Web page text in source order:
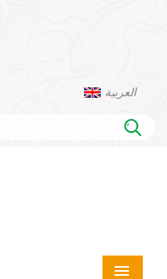
العربية